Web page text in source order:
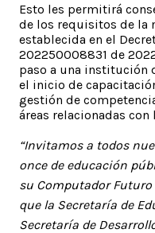
Esto les permitirá
de los requisitos de la
establecida en el
202250008831 de
paso a una institución
el inicio de
gestión de
áreas relacionadas
“Invitamos a todos
once de educación
su Computador
que la Secretaría de
Secretaría de